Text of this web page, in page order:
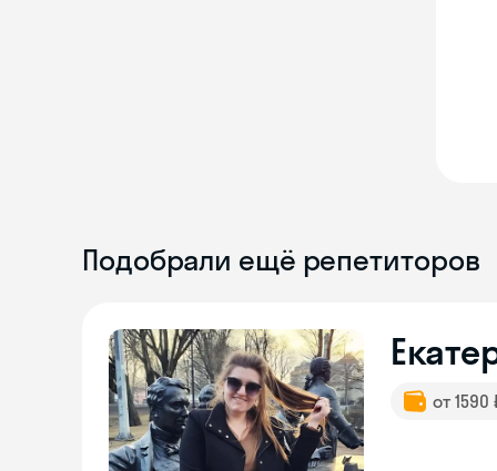
Подобрали ещё репетиторов
от